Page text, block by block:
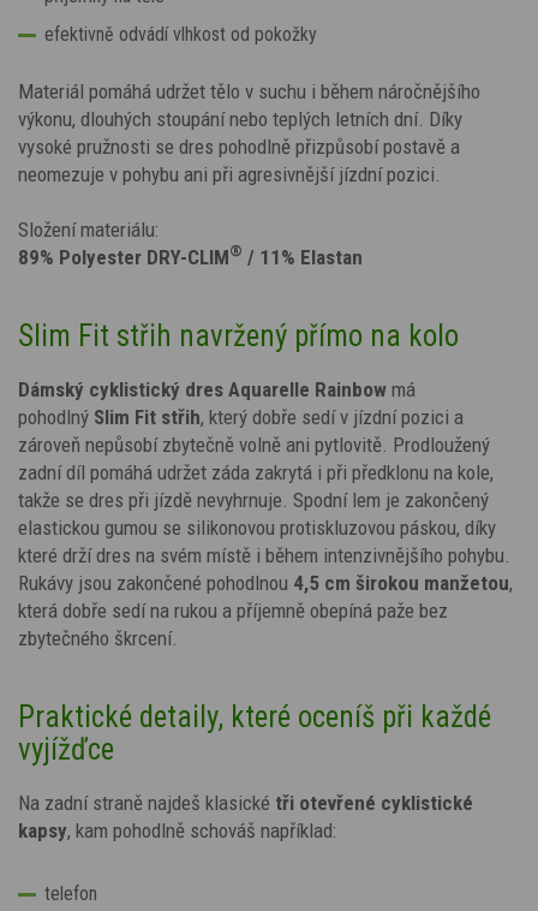
efektivně odvádí vlhkost od pokožky
Materiál pomáhá udržet tělo v suchu i během náročnějšího
výkonu, dlouhých stoupání nebo teplých letních dní. Díky
vysoké pružnosti se dres pohodlně přizpůsobí postavě a
neomezuje v pohybu ani při agresivnější jízdní pozici.
Složení materiálu:
89% Polyester DRY-CLIM® / 11% Elastan
Slim Fit střih navržený přímo na kolo
Dámský cyklistický dres Aquarelle Rainbow má
pohodlný Slim Fit střih, který dobře sedí v jízdní pozici a
zároveň nepůsobí zbytečně volně ani pytlovitě. Prodloužený
zadní díl pomáhá udržet záda zakrytá i při předklonu na kole,
takže se dres při jízdě nevyhrnuje. Spodní lem je zakončený
elastickou gumou se silikonovou protiskluzovou páskou, díky
které drží dres na svém místě i během intenzivnějšího pohybu.
Rukávy jsou zakončené pohodlnou 4,5 cm širokou manžetou,
která dobře sedí na rukou a příjemně obepíná paže bez
zbytečného škrcení.
Praktické detaily, které oceníš při každé
vyjížďce
Na zadní straně najdeš klasické tři otevřené cyklistické
kapsy, kam pohodlně schováš například:
telefon